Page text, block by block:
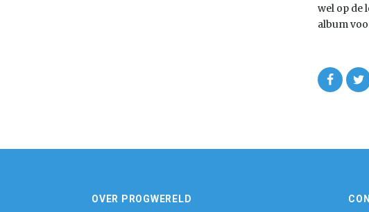
wel op de
album
OVER PROGWERELD